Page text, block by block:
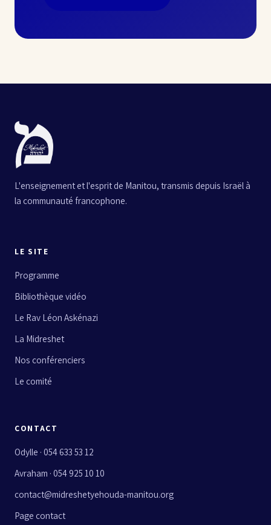
L'enseignement et l'esprit de Manitou, transmis depuis Israël à
la communauté francophone.
LE SITE
Programme
Bibliothèque vidéo
Le Rav Léon Askénazi
La Midreshet
Nos conférenciers
Le comité
CONTACT
Odylle · 054 633 53 12
Avraham · 054 925 10 10
contact@midreshetyehouda-manitou.org
Page contact